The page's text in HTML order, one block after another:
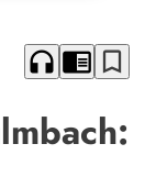
headphones chrome_reader_mode bookmark_border